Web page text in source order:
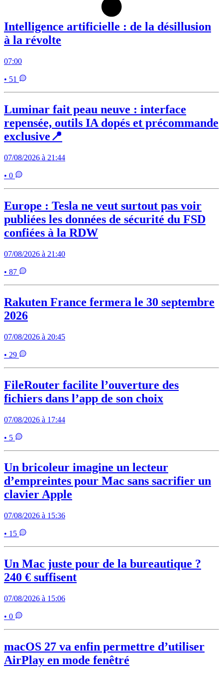
Intelligence artificielle : de la désillusion
à la révolte
07:00
• 51
Luminar fait peau neuve : interface
repensée, outils IA dopés et précommande
exclusive📍
07/08/2026 à 21:44
• 0
Europe : Tesla ne veut surtout pas voir
publiées les données de sécurité du FSD
confiées à la RDW
07/08/2026 à 21:40
• 87
Rakuten France fermera le 30 septembre
2026
07/08/2026 à 20:45
• 29
FileRouter facilite l’ouverture des
fichiers dans l’app de son choix
07/08/2026 à 17:44
• 5
Un bricoleur imagine un lecteur
d’empreintes pour Mac sans sacrifier un
clavier Apple
07/08/2026 à 15:36
• 15
Un Mac juste pour de la bureautique ?
240 € suffisent
07/08/2026 à 15:06
• 0
macOS 27 va enfin permettre d’utiliser
AirPlay en mode fenêtré